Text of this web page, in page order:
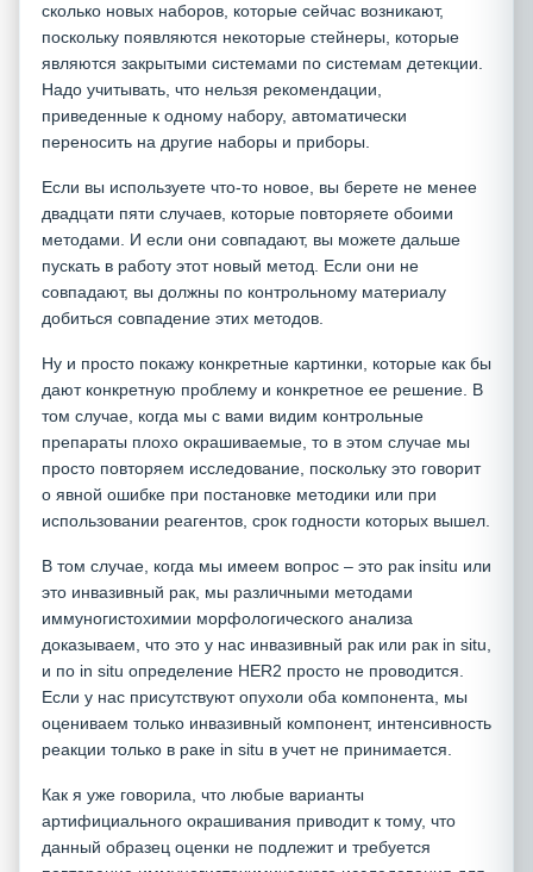
сколько новых наборов, которые сейчас возникают,
поскольку появляются некоторые стейнеры, которые
являются закрытыми системами по системам детекции.
Надо учитывать, что нельзя рекомендации,
приведенные к одному набору, автоматически
переносить на другие наборы и приборы.
Если вы используете что-то новое, вы берете не менее
двадцати пяти случаев, которые повторяете обоими
методами. И если они совпадают, вы можете дальше
пускать в работу этот новый метод. Если они не
совпадают, вы должны по контрольному материалу
добиться совпадение этих методов.
Ну и просто покажу конкретные картинки, которые как бы
дают конкретную проблему и конкретное ее решение. В
том случае, когда мы с вами видим контрольные
препараты плохо окрашиваемые, то в этом случае мы
просто повторяем исследование, поскольку это говорит
о явной ошибке при постановке методики или при
использовании реагентов, срок годности которых вышел.
В том случае, когда мы имеем вопрос – это рак insitu или
это инвазивный рак, мы различными методами
иммуногистохимии морфологического анализа
доказываем, что это у нас инвазивный рак или рак in situ,
и по in situ определение HER2 просто не проводится.
Если у нас присутствуют опухоли оба компонента, мы
оцениваем только инвазивный компонент, интенсивность
реакции только в раке in situ в учет не принимается.
Как я уже говорила, что любые варианты
артифициального окрашивания приводит к тому, что
данный образец оценки не подлежит и требуется